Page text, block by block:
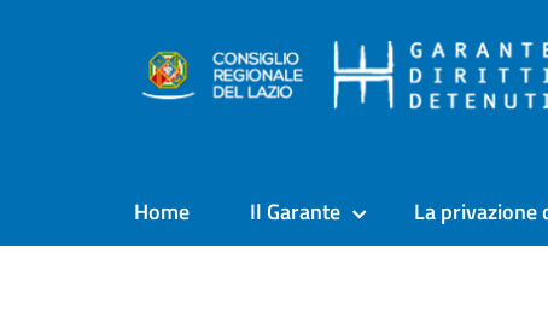
Home Il Garante La privazione